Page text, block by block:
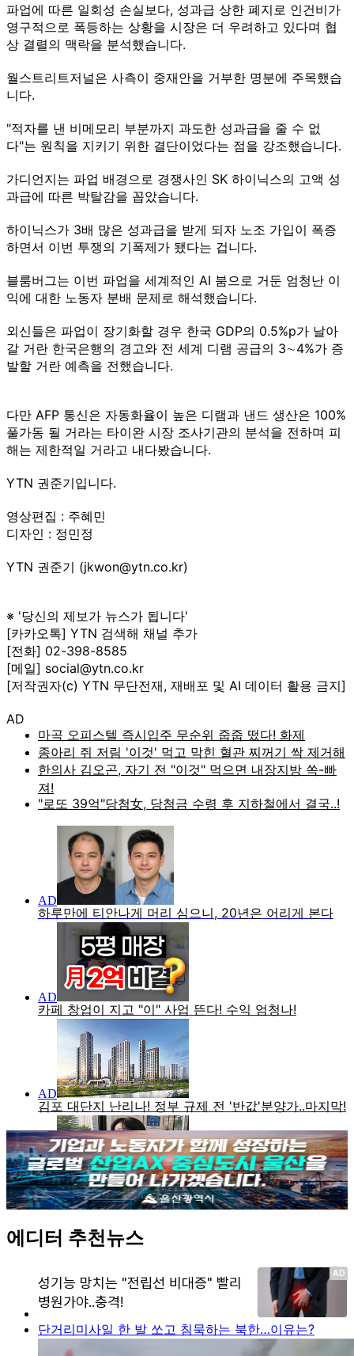
파업에 따른 일회성 손실보다, 성과급 상한 폐지로 인건비가
영구적으로 폭등하는 상황을 시장은 더 우려하고 있다며 협
상 결렬의 맥락을 분석했습니다.
월스트리트저널은 사측이 중재안을 거부한 명분에 주목했습
니다.
"적자를 낸 비메모리 부분까지 과도한 성과급을 줄 수 없
다"는 원칙을 지키기 위한 결단이었다는 점을 강조했습니다.
가디언지는 파업 배경으로 경쟁사인 SK 하이닉스의 고액 성
과급에 따른 박탈감을 꼽았습니다.
하이닉스가 3배 많은 성과급을 받게 되자 노조 가입이 폭증
하면서 이번 투쟁의 기폭제가 됐다는 겁니다.
블룸버그는 이번 파업을 세계적인 AI 붐으로 거둔 엄청난 이
익에 대한 노동자 분배 문제로 해석했습니다.
외신들은 파업이 장기화할 경우 한국 GDP의 0.5%p가 날아
갈 거란 한국은행의 경고와 전 세계 디램 공급의 3∼4%가 증
발할 거란 예측을 전했습니다.
다만 AFP 통신은 자동화율이 높은 디램과 낸드 생산은 100%
풀가동 될 거라는 타이완 시장 조사기관의 분석을 전하며 피
해는 제한적일 거라고 내다봤습니다.
YTN 권준기입니다.
영상편집 : 주혜민
디자인 : 정민정
YTN 권준기 (jkwon@ytn.co.kr)
※ '당신의 제보가 뉴스가 됩니다'
[카카오톡] YTN 검색해 채널 추가
[전화] 02-398-8585
[메일] social@ytn.co.kr
[저작권자(c) YTN 무단전재, 재배포 및 AI 데이터 활용 금지]
AD
에디터 추천뉴스
단거리미사일 한 발 쏘고 침묵하는 북한…이유는?